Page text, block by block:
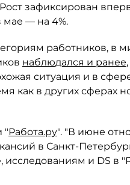
зафиксирован
мае — на 4%.
работников, в
наблюдался и ранее
ситуация и в
как в других сферах
"Работа.ру". "В июне
в Санкт-
и DS в